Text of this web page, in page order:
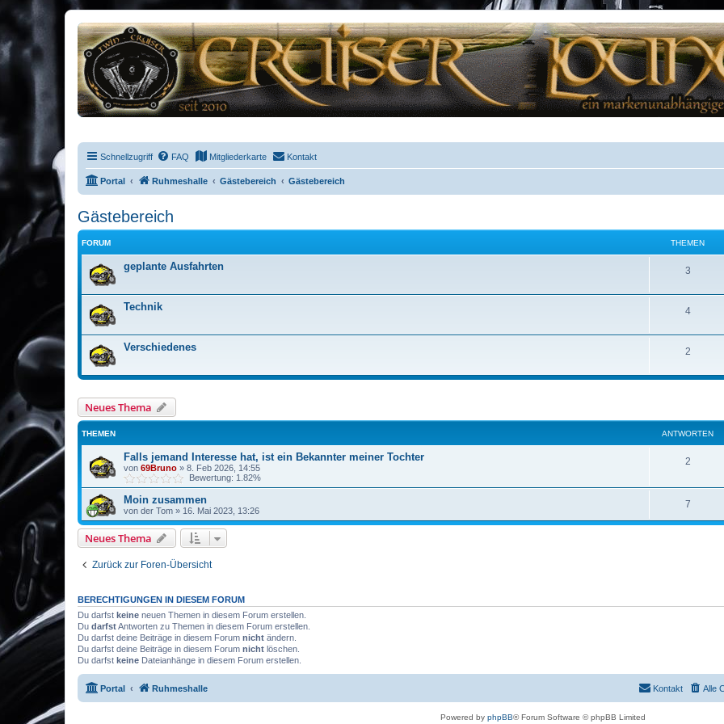
Schnellzugriff FAQ Mitgliederkarte Kontakt
Portal Ruhmeshalle Gästebereich Gästebereich
Gästebereich
FORUM THEMEN
geplante Ausfahrten 3
Technik 4
Verschiedenes 2
Neues Thema
THEMEN ANTWORTEN
Falls jemand Interesse hat, ist ein Bekannter meiner Tochter
von 69Bruno » 8. Feb 2026, 14:55
Bewertung: 1.82%
2
Moin zusammen
von der Tom » 16. Mai 2023, 13:26
7
Neues Thema
Zurück zur Foren-Übersicht
BERECHTIGUNGEN IN DIESEM FORUM
Du darfst keine neuen Themen in diesem Forum erstellen.
Du darfstAntworten zu Themen in diesem Forum erstellen.
Du darfst deine Beiträge in diesem Forum nicht ändern.
Du darfst deine Beiträge in diesem Forum nicht löschen.
Du darfst keine Dateianhänge in diesem Forum erstellen.
Portal Ruhmeshalle Alle
Kontakt
Powered by phpBB® Forum Software © phpBB Limited